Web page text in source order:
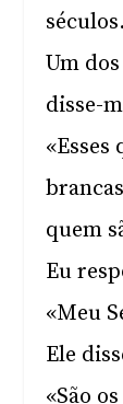
Um
disse-
«Esses
quem
Eu
«Meu
Ele
«São